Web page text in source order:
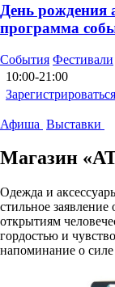
День
программа
События Фестивали
10:00-21:00
Зарегистрироваться
Афиша Выставки
Магазин
Одежда и
стильное
открытиям
гордостью и
напоминание о